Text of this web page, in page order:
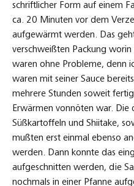
schriftlicher Form auf einem
ca. 20 Minuten vor dem
aufgewärmt werden. Das
verschweißten Packung
waren ohne Probleme, denn
waren mit seiner Sauce
mehrere Stunden soweit
Erwärmen vonnöten war. Die
Süßkartoffeln und Shiitake,
mußten erst einmal ebenso
werden. Dann konnte das
aufgeschnitten werden, die
nochmals in einer Pfanne